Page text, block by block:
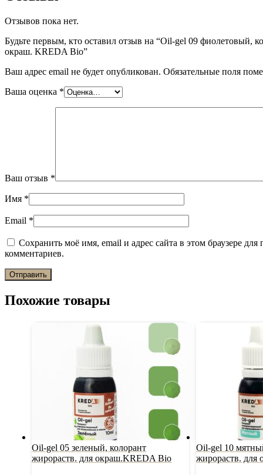
Отзывов пока нет.
Будьте первым, кто оставил отзыв на “Oil-gel 09 фиолетовый,
окраш. KREDA Bio”
Ваш адрес email не будет опубликован. Обязательные поля
Ваша оценка *
Ваш отзыв *
Имя *
Email *
Сохранить моё имя, email и адрес сайта в этом браузере
комментариев.
Похожие товары
Oil-gel 05 зеленый, колорант
жирораств. для окраш.KREDA Bio
Oil-gel 10
жирораств.